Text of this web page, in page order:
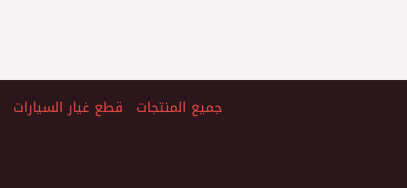
جميع المنتجات قطع غيار السيارات